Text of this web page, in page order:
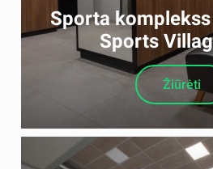
Sporta
Sports
Žiūrėti